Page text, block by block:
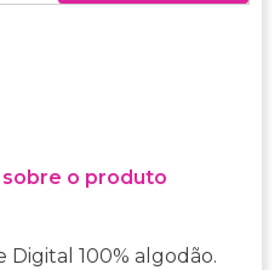
o produto
Digital 100% algodão.